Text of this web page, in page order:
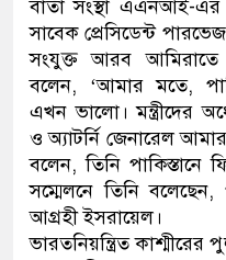
বার্তা সংস্থা এএনআই-এর
সাবেক প্রেসিডেন্ট
সংযুক্ত আরব
বলেন, ‘আমার মতে,
এখন ভালো। মন্ত্রীদের
ও অ্যাটর্নি জেনারেল
বলেন, তিনি পাকিস্তানে
সম্মেলনে তিনি বলেছেন,
আগ্রহী ইসরায়েল।
ভারতনিয়ন্ত্রিত